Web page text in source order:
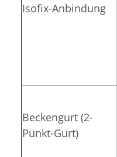
Isofix-Anbindung
Beckengurt (2-
Punkt-Gurt)